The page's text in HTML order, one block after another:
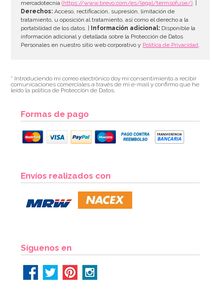
15,95€
mercadotecnia(https://www.brevo.com/es/legal/termsofuse/). |
Derechos: Acceso, rectificación, supresión, limitación de
tratamiento, u oposición al tratamiento, así como el derecho a la
portabilidad de los datos. |
Información adicional: Disponible la
información adicional y detallada sobre la Protección de Datos
Personales en nuestro sitio web corporativo y Política de Privacidad.
* Introduciendo mi correo electrónico doy mi consentimiento a recibir
comunicaciones comerciales a través de mi e-mail y confirmo que he
leído la política de Protección de Datos.
Formas de pago
Envíos realizados con
Síguenos en